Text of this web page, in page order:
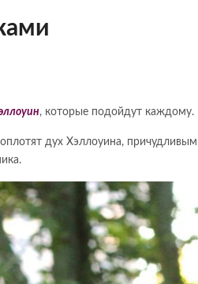
, которые подойдут каждому.
дух Хэллоуина,